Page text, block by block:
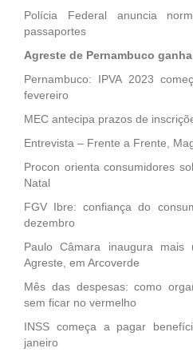
Polícia Federal anuncia
passaportes
Agreste de Pernambuco
Pernambuco: IPVA 2023
fevereiro
MEC antecipa prazos de
Entrevista – Frente a Frente,
Procon orienta consumidores
Natal
FGV Ibre: confiança do
dezembro
Paulo Câmara inaugura
Agreste, em Arcoverde
Mês das despesas: como
sem ficar no vermelho
INSS começa a pagar
janeiro